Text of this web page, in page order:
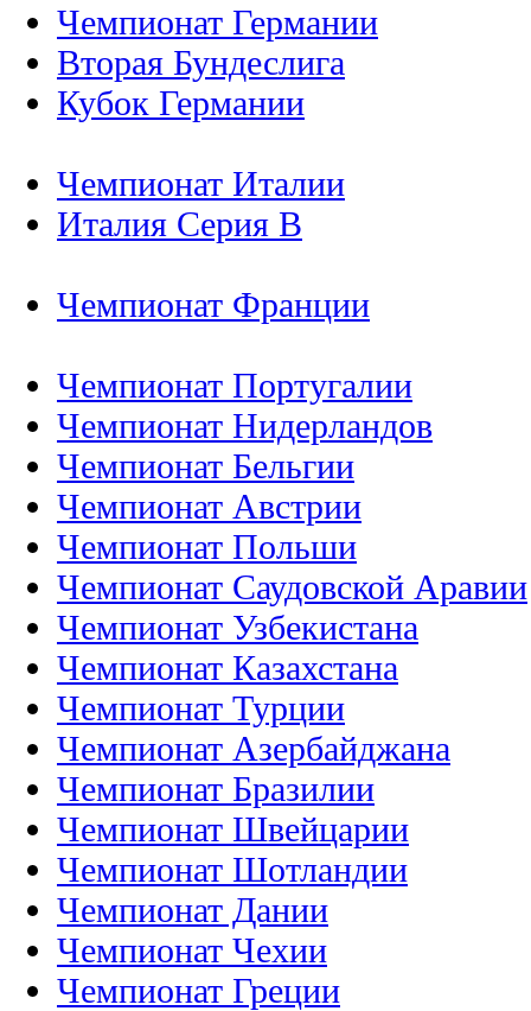
Чемпионат Германии
Вторая Бундеслига
Кубок Германии
Чемпионат Италии
Италия Серия B
Чемпионат Франции
Чемпионат Португалии
Чемпионат Нидерландов
Чемпионат Бельгии
Чемпионат Австрии
Чемпионат Польши
Чемпионат Саудовской Аравии
Чемпионат Узбекистана
Чемпионат Казахстана
Чемпионат Турции
Чемпионат Азербайджана
Чемпионат Бразилии
Чемпионат Швейцарии
Чемпионат Шотландии
Чемпионат Дании
Чемпионат Чехии
Чемпионат Греции